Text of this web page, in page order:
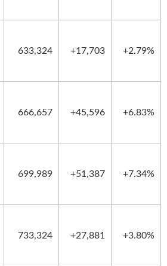
633,324 +17,703 +2.79%
666,657 +45,596 +6.83%
699,989 +51,387 +7.34%
733,324 +27,881 +3.80%